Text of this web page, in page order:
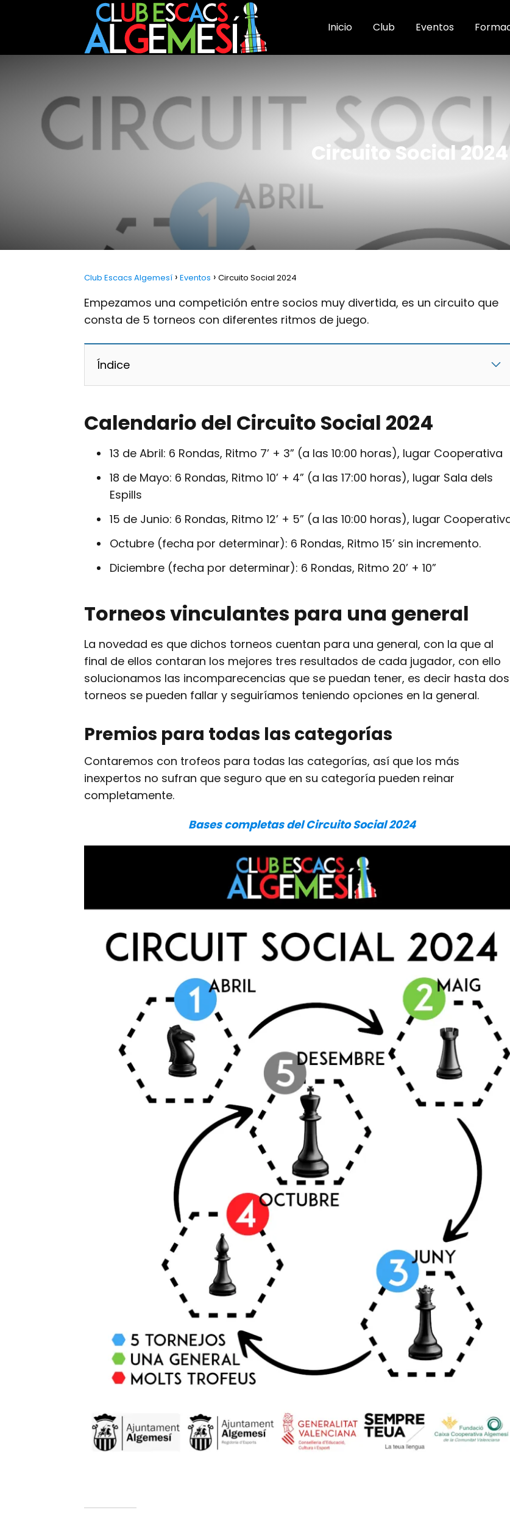
Inicio Club Eventos
Circuito Social 2024
Club Escacs Algemesí Eventos Circuito Social 2024
Empezamos una competición entre socios muy divertida, es un circuito que
consta de 5 torneos con diferentes ritmos de juego.
Índice
Calendario del Circuito Social 2024
13 de Abril: 6 Rondas, Ritmo 7’ + 3” (a las 10:00 horas), lugar Cooperativa
18 de Mayo: 6 Rondas, Ritmo 10’ + 4” (a las 17:00 horas), lugar Sala dels
Espills
15 de Junio: 6 Rondas, Ritmo 12’ + 5” (a las 10:00 horas), lugar
Octubre (fecha por determinar): 6 Rondas, Ritmo 15’ sin incremento.
Diciembre (fecha por determinar): 6 Rondas, Ritmo 20’ + 10”
Torneos vinculantes para una general
La novedad es que dichos torneos cuentan para una general, con la que al
final de ellos contaran los mejores tres resultados de cada jugador, con ello
solucionamos las incomparecencias que se puedan tener, es decir hasta dos
torneos se pueden fallar y seguiríamos teniendo opciones en la general.
Premios para todas las categorías
Contaremos con trofeos para todas las categorías, así que los más
inexpertos no sufran que seguro que en su categoría pueden reinar
completamente.
Bases completas del Circuito Social 2024